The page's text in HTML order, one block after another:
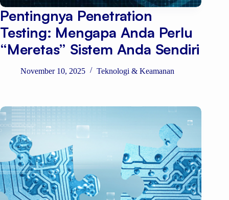
Pentingnya Penetration
Testing: Mengapa Anda Perlu
“Meretas” Sistem Anda Sendiri
November 10, 2025 Teknologi & Keamanan